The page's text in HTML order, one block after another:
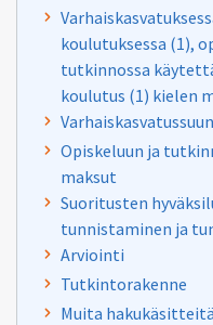
koulutuksessa (1),
tutkinnossa
koulutus (1) kielen
Opiskeluun ja
maksut
Suoritusten
tunnistaminen ja
Arviointi
Tutkintorakenne
Muita hakukäsitteitä